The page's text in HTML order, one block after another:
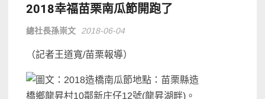
2018幸福苗栗南瓜節開跑了
總社長孫崇文 2018-06-04
（記者王道寬/苗栗報導）